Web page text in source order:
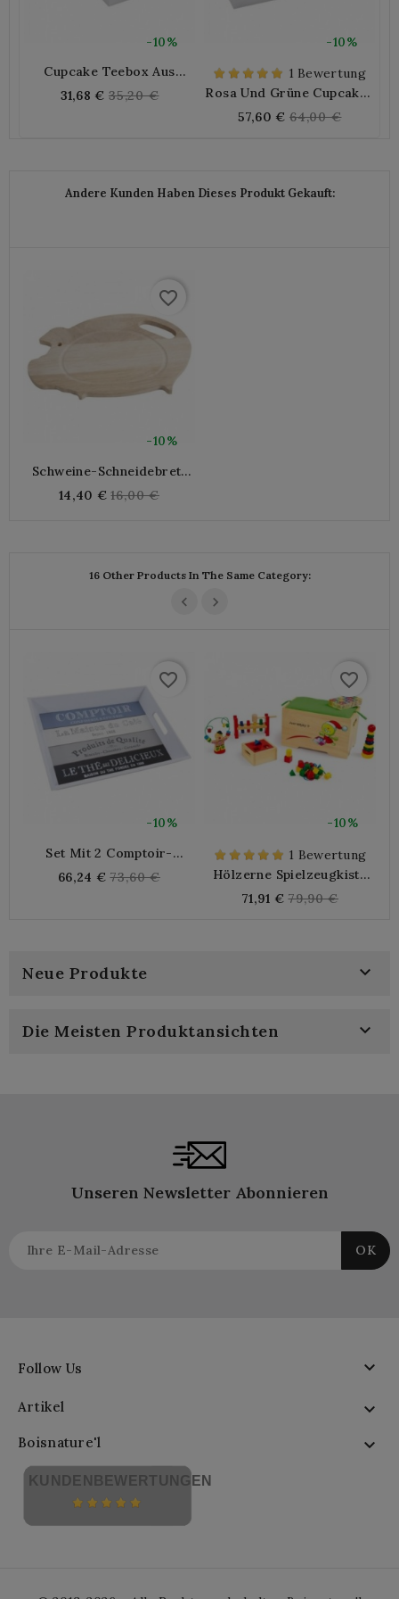
-10%
Cupcake Teebox Aus
Fächern
31,68 € Regular
35,20 €
-10%
1 Bewertung
Rosa Und Grüne Cupcake-
Set Von 2
57,60 € Regular
64,00 €
Andere Kunden Haben Dieses Produkt Gekauft:
-10%
favorite_border
Schweine-Schneidebrett
14,40 € Regular
16,00 €
16 Other Products In The Same Category:
-10%
favorite_border
Set Mit 2 Comptoir-
66,24 € Regular
73,60 €
-10%
favorite_border
1 Bewertung
Hölzerne Spielzeugkiste
Wachspiele
71,91 € Regular
79,90 €
Neue Produkte 
Die Meisten Produktansichten 
Unseren Newsletter Abonnieren
Follow Us 
Artikel 
Boisnature'l 
KUNDENBEWERTUNGEN